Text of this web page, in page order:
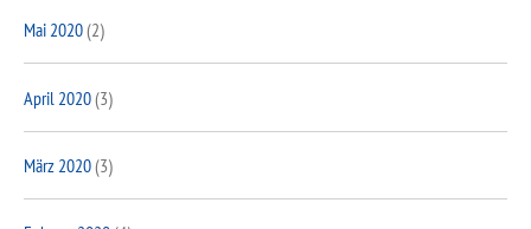
Mai 2020(2)
April 2020(3)
März 2020(3)